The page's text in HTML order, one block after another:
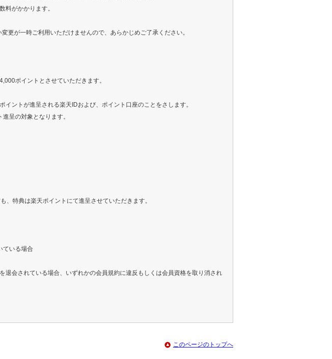
料がかかります。
更が一時ご利用いただけませんので、あらかじめご了承ください。
ポイントとさせていただきます。
ントが進呈される楽天IDおよび、ポイント口座のことをさします。
呈の対象となります。
、特典は楽天ポイントにて進呈させていただきます。
ている場合
退会されている場合、いずれかの会員規約に違反もしくは会員資格を取り消され
このページのトップへ